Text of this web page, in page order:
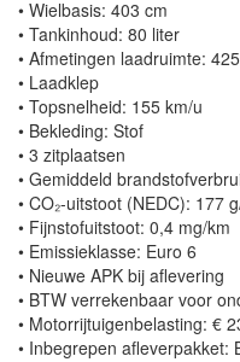
• Wielbasis: 403 cm
• Tankinhoud: 80 liter
• Afmetingen laadruimte:
• Laadklep
• Topsnelheid: 155 km/u
• Bekleding: Stof
• 3 zitplaatsen
• Gemiddeld
• CO₂-uitstoot (NEDC): 177
• Fijnstofuitstoot: 0,4 mg/km
• Emissieklasse: Euro 6
• Nieuwe APK bij aflevering
• BTW verrekenbaar voor
• Motorrijtuigenbelasting: €
• Inbegrepen afleverpakket: